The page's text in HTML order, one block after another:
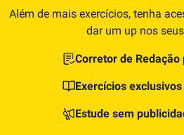
Além de mais exercícios, tenha
dar um up nos
Corretor de Redação
Exercícios exclusivos
Estude sem